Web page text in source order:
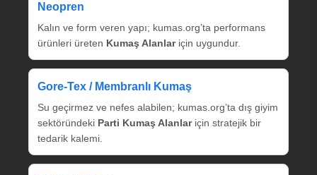
Neopren
Kalın ve form veren yapı; kumas.org’ta performans
ürünleri üreten Kumaş Alanlariçin uygundur.
Gore‑Tex / Membranlı Kumaş
Su geçirmez ve nefes alabilen; kumas.org’ta dış giyim
sektöründeki Parti Kumaş Alanlariçin stratejik bir
tedarik kalemi.